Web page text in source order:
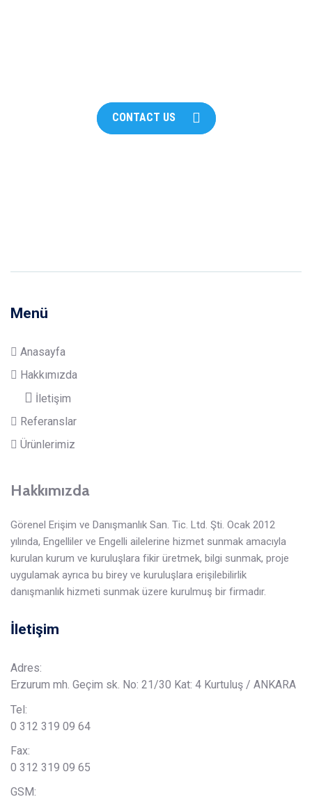
CONTACT US
Menü
Anasayfa
Hakkımızda
İletişim
Referanslar
Ürünlerimiz
Hakkımızda
Görenel Erişim ve Danışmanlık San. Tic. Ltd. Şti. Ocak 2012
yılında, Engelliler ve Engelli ailelerine hizmet sunmak amacıyla
kurulan kurum ve kuruluşlara fikir üretmek, bilgi sunmak, proje
uygulamak ayrıca bu birey ve kuruluşlara erişilebilirlik
danışmanlık hizmeti sunmak üzere kurulmuş bir firmadır.
İletişim
Adres:
Erzurum mh. Geçim sk. No: 21/30 Kat: 4 Kurtuluş / ANKARA
Tel:
0 312 319 09 64
Fax:
0 312 319 09 65
GSM: